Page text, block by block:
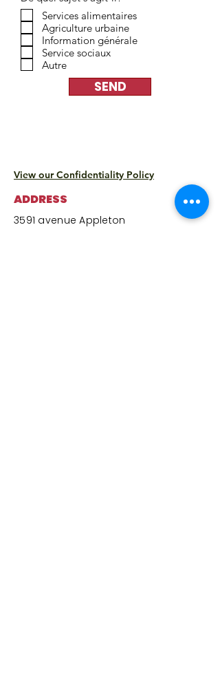
Services alimentaires
Agriculture urbaine
Information générale
Service sociaux
Autre
SEND
View our Confidentiality Policy
ADDRESS
3591 avenue Appleton